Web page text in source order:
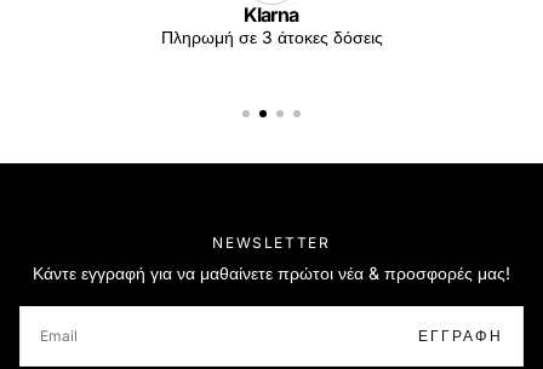
Klarna
Πληρωμή σε 3 άτοκες δόσεις
NEWSLETTER
Κάντε εγγραφή για να μαθαίνετε πρώτοι νέα & προσφορές μας!
ΕΓΓΡΑΦΉ